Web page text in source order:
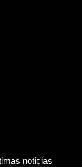
noticias